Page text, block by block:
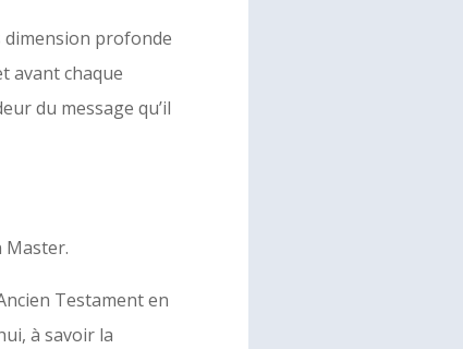
dimension profonde
avant chaque
du message qu’il
Master.
Testament en
à savoir la